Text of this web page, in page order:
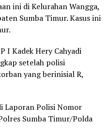
ini di Kelurahan Wangga,
Sumba Timur. Kasus ini
I Kadek Hery Cahyadi
setelah polisi
yang berinisial R,
Laporan Polisi Nomor
Sumba Timur/Polda